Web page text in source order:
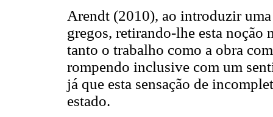
Arendt (2010), ao introduzir
gregos, retirando-lhe esta
tanto o trabalho como a obra
rompendo inclusive com um
já que esta sensação de
estado.